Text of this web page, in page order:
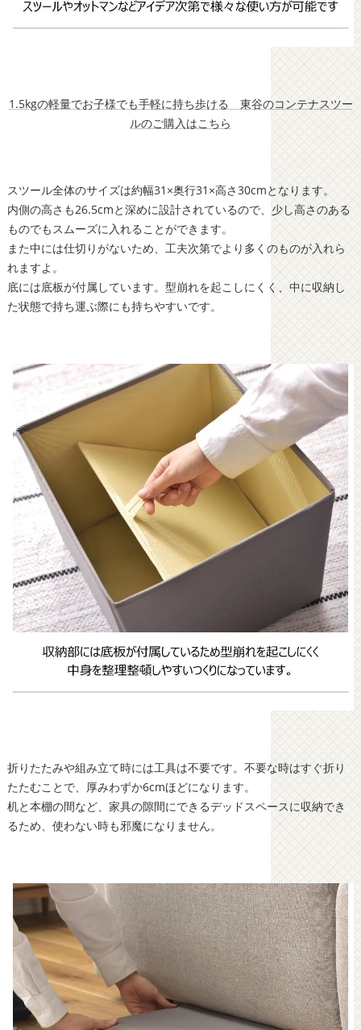
1.5kgの軽量でお子様でも手軽に持ち歩ける 東谷のコンテナスツー
ルのご購入はこちら
スツール全体のサイズは約幅31×奥行31×高さ30cmとなります。
内側の高さも26.5cmと深めに設計されているので、少し高さのある
ものでもスムーズに入れることができます。
また中には仕切りがないため、工夫次第でより多くのものが入れら
れますよ。
底には底板が付属しています。型崩れを起こしにくく、中に収納し
た状態で持ち運ぶ際にも持ちやすいです。
折りたたみや組み立て時には工具は不要です。不要な時はすぐ折り
たたむことで、厚みわずか6cmほどになります。
机と本棚の間など、家具の隙間にできるデッドスペースに収納でき
るため、使わない時も邪魔になりません。